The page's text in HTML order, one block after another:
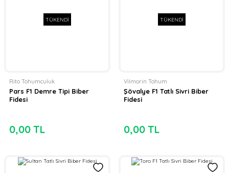
TÜKENDİ
Rito Tohumculuk
Pars F1 Demre Tipi Biber
Fidesi
0,00 TL
TÜKENDİ
Vilmorin Tohum
Şövalye F1 Tatlı Sivri Biber
Fidesi
0,00 TL